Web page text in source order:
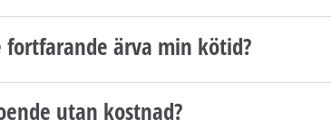
l
t
ärva min kötid?
utan kostnad?